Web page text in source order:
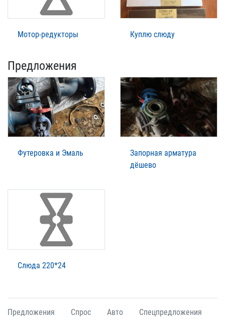
Мотор-редукторы Куплю слюду
Предложения
Футеровка и Эмаль
Запорная арматура
дёшево
Слюда 220*24
Предложения Спрос Авто Спецпредложения